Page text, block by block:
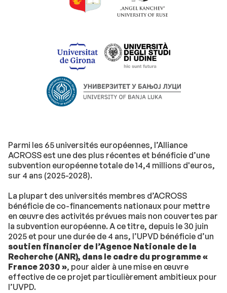
Parmi les 65 universités européennes, l’Alliance
ACROSS est une des plus récentes et bénéficie d’une
subvention européenne totale de 14,4 millions d'euros,
sur 4 ans (2025-2028).
La plupart des universités membres d’ACROSS
bénéficie de co-financements nationaux pour mettre
en œuvre des activités prévues mais non couvertes par
la subvention européenne. A ce titre, depuis le 30 juin
2025 et pour une durée de 4 ans, l’UPVD bénéficie d’un
soutien financier de l’Agence Nationale de la
Recherche (ANR), dans le cadre du programme «
France 2030 », pour aider à une mise en œuvre
effective de ce projet particulièrement ambitieux pour
l’UVPD.